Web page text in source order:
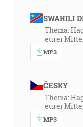
SWAHILI
Thema:
eurer
MP3
ČESKY
Thema:
eurer
MP3